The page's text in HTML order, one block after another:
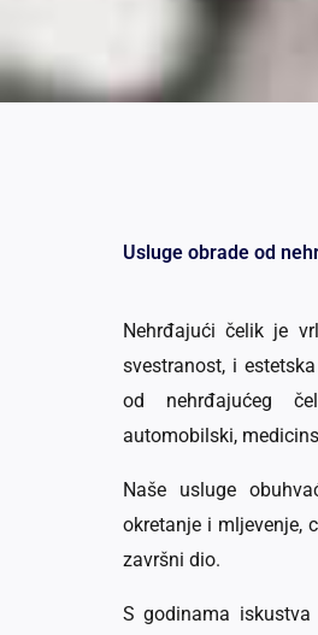
Usluge obrade od
Nehrđajući čelik je
svestranost, i
od nehrđajućeg
automobilski,
Naše usluge
okretanje i mljevenje,
završni dio.
S godinama